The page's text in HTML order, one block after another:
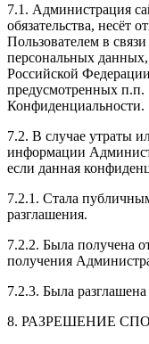
7.1. Администрация
обязательства, несёт
Пользователем в
персональных данных,
Российской
предусмотренных
Конфиденциальности.
7.2. В случае утраты
информации
если данная
7.2.1. Стала
разглашения.
7.2.2. Была получена
получения
7.2.3. Была разглашена
8. РАЗРЕШЕНИЕ